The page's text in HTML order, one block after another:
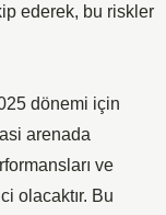
ederek, bu riskler
dönemi için
arenada
ve
olacaktır. Bu